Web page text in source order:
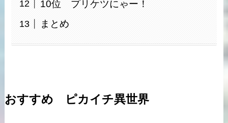
10位 プリケツにゃー！
まとめ
おすすめ ピカイチ異世界